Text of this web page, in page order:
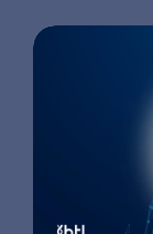
专家圆桌会
特邀嘉宾：
主持人：安